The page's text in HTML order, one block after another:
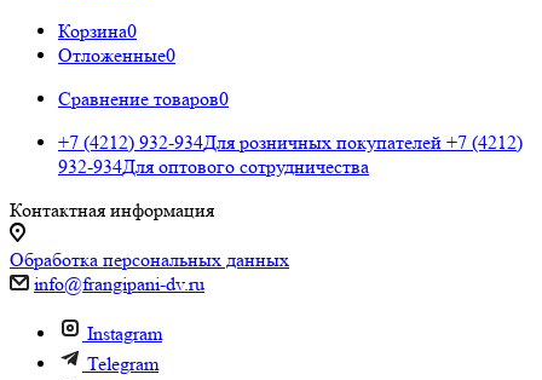
Корзина0
Отложенные0
Сравнение товаров0
+7 (4212) 932-934Для розничных покупателей +7 (4212)
932-934Для оптового сотрудничества
Контактная информация
Обработка персональных данных
info@frangipani-dv.ru
Instagram
Telegram